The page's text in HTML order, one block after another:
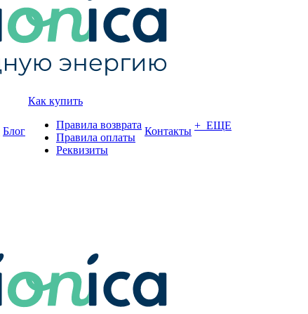
Блог
Как купить
Правила возврата
Правила оплаты
Реквизиты
Контакты + ЕЩЕ